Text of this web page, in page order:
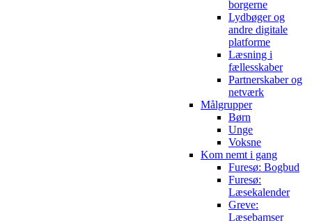
borgerne
Lydbøger og
andre digitale
platforme
Læsning i
fællesskaber
Partnerskaber og
netværk
Målgrupper
Børn
Unge
Voksne
Kom nemt i gang
Furesø: Bogbud
Furesø:
Læsekalender
Greve:
Læsebamser